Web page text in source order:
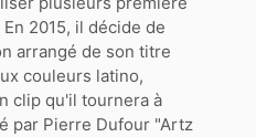
2015, il décide de
arrangé de son titre
couleurs latino,
clip qu'il tournera à
par Pierre Dufour "Artz